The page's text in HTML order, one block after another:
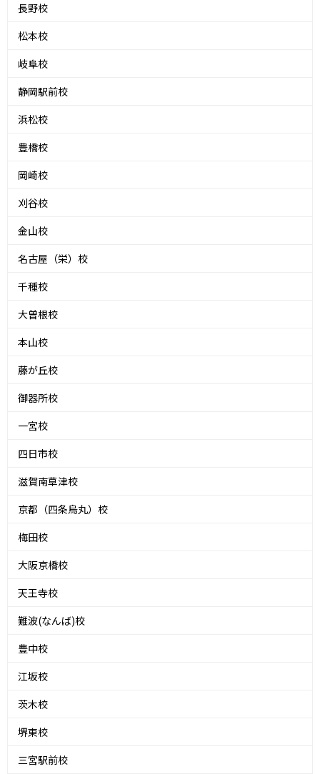
長野校
松本校
岐阜校
静岡駅前校
浜松校
豊橋校
岡崎校
刈谷校
金山校
名古屋（栄）校
千種校
大曽根校
本山校
藤が丘校
御器所校
一宮校
四日市校
滋賀南草津校
京都（四条烏丸）校
梅田校
大阪京橋校
天王寺校
難波(なんば)校
豊中校
江坂校
茨木校
堺東校
三宮駅前校